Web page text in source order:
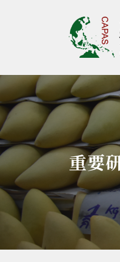
亞太
重要